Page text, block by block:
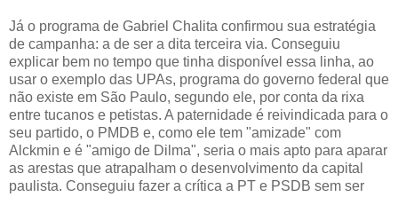
Já o programa de Gabriel Chalita confirmou sua estratégia
de campanha: a de ser a dita terceira via. Conseguiu
explicar bem no tempo que tinha disponível essa linha, ao
usar o exemplo das UPAs, programa do governo federal que
não existe em São Paulo, segundo ele, por conta da rixa
entre tucanos e petistas. A paternidade é reivindicada para o
seu partido, o PMDB e, como ele tem "amizade" com
Alckmin e é "amigo de Dilma", seria o mais apto para aparar
as arestas que atrapalham o desenvolvimento da capital
paulista. Conseguiu fazer a crítica a PT e PSDB sem ser